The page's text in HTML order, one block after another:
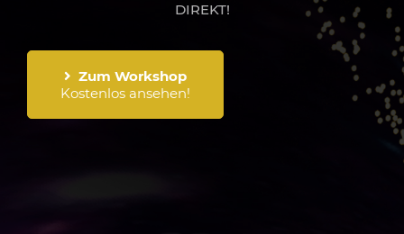
DIREKT!
Zum Workshop
Kostenlos ansehen!